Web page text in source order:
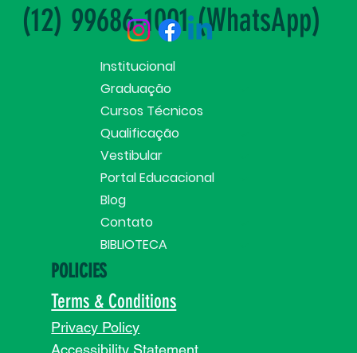
(12) 99686-1001 (WhatsApp)
Institucional
Graduação
Cursos Técnicos
Qualificação
Vestibular
Portal Educacional
Blog
Contato
BIBLIOTECA
POLICIES
Terms & Conditions
Privacy Policy